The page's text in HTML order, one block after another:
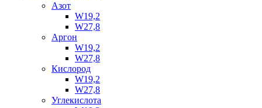
Азот
W19,2
W27,8
Аргон
W19,2
W27,8
Кислород
W19,2
W27,8
Углекислота